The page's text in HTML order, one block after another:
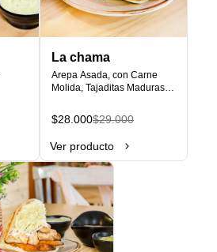
La chama
Arepa Asada, con Carne
Molida, Tajaditas Maduras y
$28.000$29.000
Ver producto